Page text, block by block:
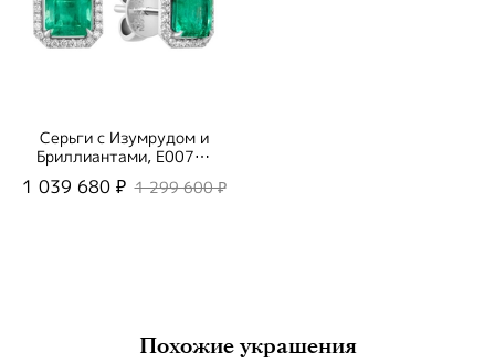
Серьги с Изумрудом и
Бриллиантами, Е0070-
5/3
1 039 680 ₽ 1 299 600 ₽
Похожие украшения